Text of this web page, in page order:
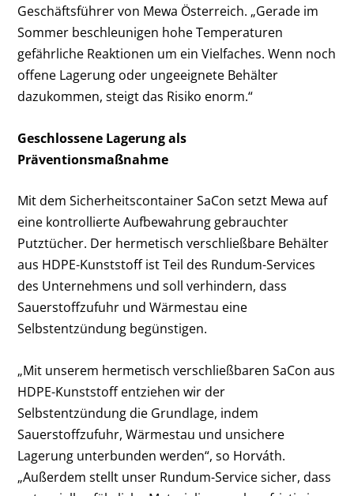
Geschäftsführer von Mewa Österreich. „Gerade im
Sommer beschleunigen hohe Temperaturen
gefährliche Reaktionen um ein Vielfaches. Wenn noch
offene Lagerung oder ungeeignete Behälter
dazukommen, steigt das Risiko enorm.“
Geschlossene Lagerung als
Präventionsmaßnahme
Mit dem Sicherheitscontainer SaCon setzt Mewa auf
eine kontrollierte Aufbewahrung gebrauchter
Putztücher. Der hermetisch verschließbare Behälter
aus HDPE-Kunststoff ist Teil des Rundum-Services
des Unternehmens und soll verhindern, dass
Sauerstoffzufuhr und Wärmestau eine
Selbstentzündung begünstigen.
„Mit unserem hermetisch verschließbaren SaCon aus
HDPE-Kunststoff entziehen wir der
Selbstentzündung die Grundlage, indem
Sauerstoffzufuhr, Wärmestau und unsichere
Lagerung unterbunden werden“, so Horváth.
„Außerdem stellt unser Rundum-Service sicher, dass